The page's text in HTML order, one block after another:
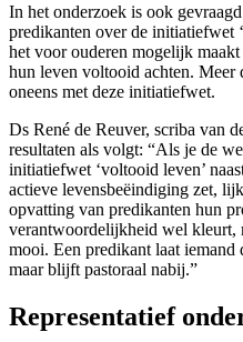
In het onderzoek is ook
predikanten over de initiatiefwet
het voor ouderen mogelijk
hun leven voltooid achten. Meer
oneens met deze initiatiefwet.
Ds René de Reuver, scriba van
resultaten als volgt: “Als je de
initiatiefwet ‘voltooid leven’
actieve levensbeëindiging zet,
opvatting van predikanten hun
verantwoordelijkheid wel kleurt,
mooi. Een predikant laat iemand
maar blijft pastoraal nabij.”
Representatief